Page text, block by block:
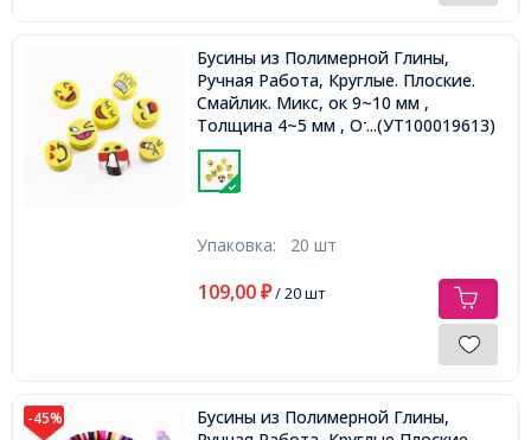
Бусины из Полимерной Глины,
Ручная Работа, Круглые. Плоские.
Смайлик. Микс, ок 9~10 мм ,
Толщина 4~5 мм , Отверстие: 1.5
мм
...(УТ100019613)
Упаковка: 20 шт
109,00 ₽/ 20 шт
-45%
Бусины из Полимерной Глины,